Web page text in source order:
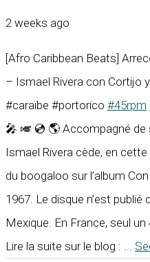
2 weeks ago
[Afro Caribbean Beats]
– Ismael Rivera con Cortijo
#caraïbe #portorico #45rpm
🎤 🎺 💿 🌎 Accompagné de
Ismael Rivera cède, en
du boogaloo sur l’album
1967. Le disque n’est publié
Mexique. En France, seul un
Lire la suite sur le blog :